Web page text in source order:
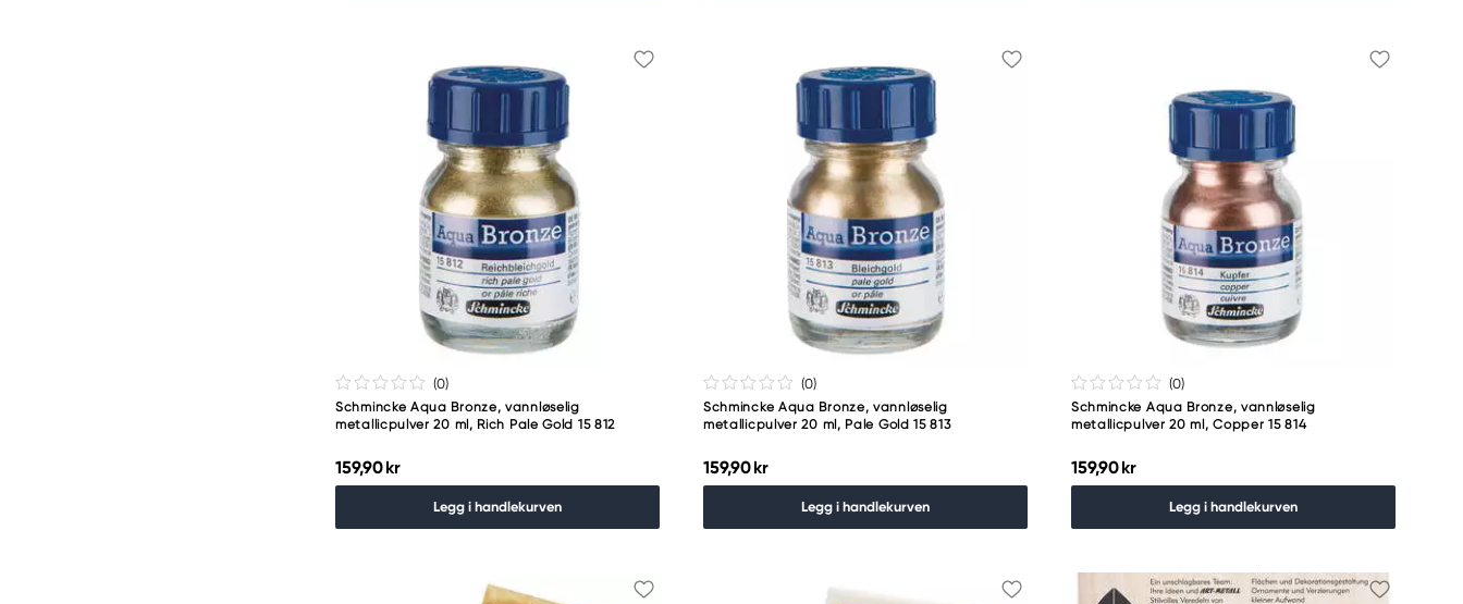
(0)
Schmincke Aqua Bronze, vannløselig
metallicpulver 20 ml, Rich Pale Gold 15 812
159,90 kr
Legg i handlekurven
(0)
Schmincke Aqua Bronze, vannløselig
metallicpulver 20 ml, Pale Gold 15 813
159,90 kr
Legg i handlekurven
(0)
Schmincke Aqua Bronze, vannløselig
metallicpulver 20 ml, Copper 15 814
159,90 kr
Legg i handlekurven